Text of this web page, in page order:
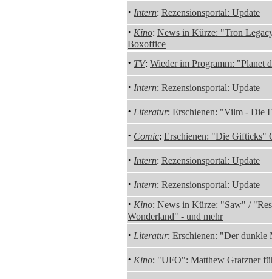
· Intern: Rezensionsportal: Update
· Kino: News in Kürze: "Tron
Boxoffice
· TV: Wieder im Programm: "Planet
· Intern: Rezensionsportal: Update
· Literatur: Erschienen: "Vilm - Die
· Comic: Erschienen: "Die Gifticks"
· Intern: Rezensionsportal: Update
· Intern: Rezensionsportal: Update
· Kino: News in Kürze: "Saw" /
Wonderland" - und mehr
· Literatur: Erschienen: "Der dunkle
· Kino: "UFO": Matthew Gratzner